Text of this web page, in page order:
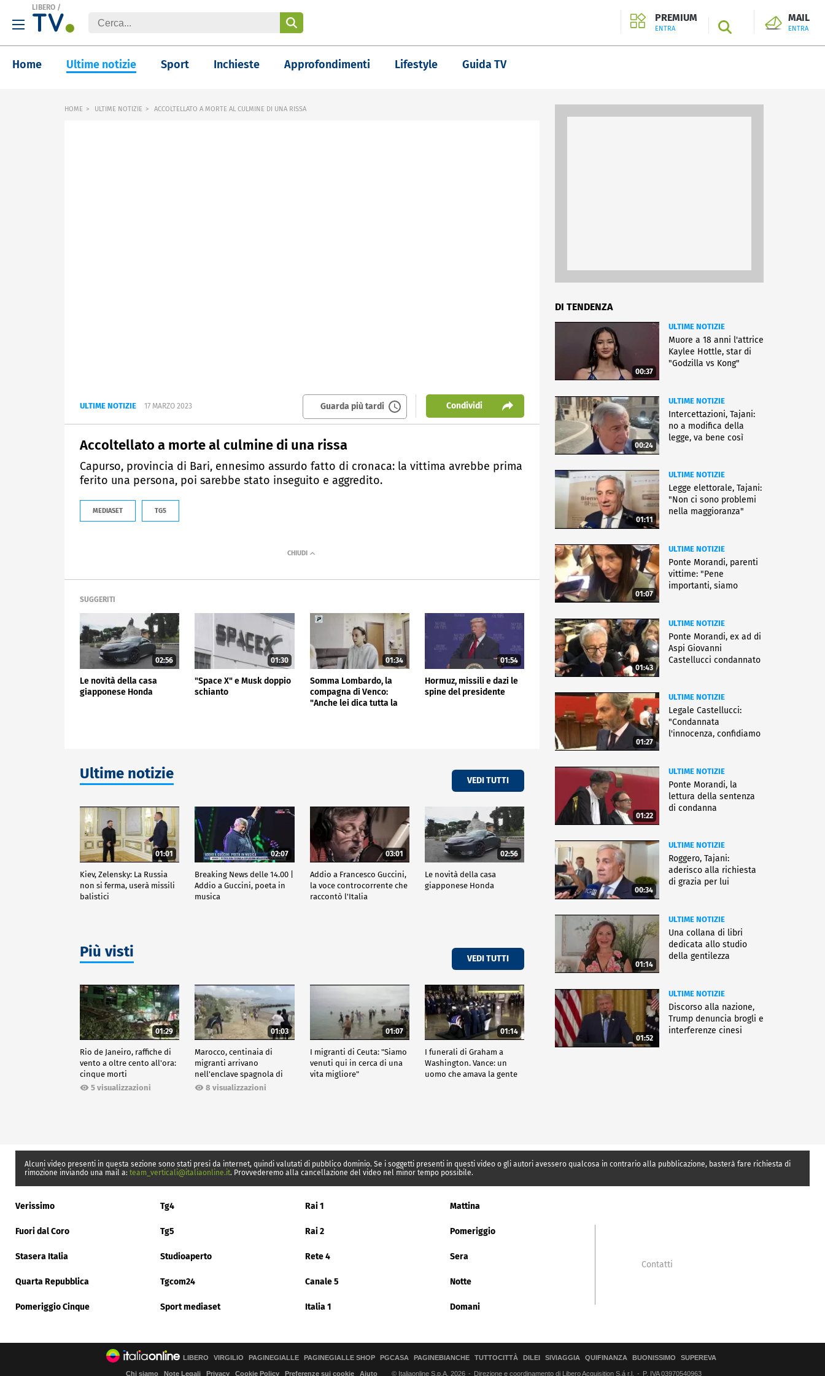
LIBERO /
PREMIUM
ENTRA SEARCH
MAIL
ENTRA
Home Ultime notizie Sport Inchieste Approfondimenti Lifestyle Guida TV
HOME ULTIME NOTIZIE ACCOLTELLATO A MORTE AL CULMINE DI UNA RISSA
ULTIME NOTIZIE 17 MARZO 2023 Guarda più tardi Condividi
Accoltellato a morte al culmine di una rissa
Capurso, provincia di Bari, ennesimo assurdo fatto di cronaca: la vittima avrebbe prima
ferito una persona, poi sarebbe stato inseguito e aggredito.
MEDIASET TG5
SUGGERITI
02:56
Le novità della casa
giapponese Honda
01:30
"Space X" e Musk doppio
schianto
01:34
Somma Lombardo, la
compagna di Venco:
"Anche lei dica tutta la
01:54
Hormuz, missili e dazi le
spine del presidente
Ultime notizie VEDI TUTTI
01:01
Kiev, Zelensky: La Russia
non si ferma, userà missili
balistici
02:07
Breaking News delle 14.00 |
Addio a Guccini, poeta in
musica
03:01
Addio a Francesco Guccini,
la voce controcorrente che
raccontò l'Italia
02:56
Le novità della casa
giapponese Honda
Più visti VEDI TUTTI
01:29
Rio de Janeiro, raffiche di
vento a oltre cento all'ora:
cinque morti
5 visualizzazioni
01:03
Marocco, centinaia di
migranti arrivano
nell'enclave spagnola di
Ceuta8 visualizzazioni
01:07
I migranti di Ceuta: "Siamo
venuti qui in cerca di una
vita migliore"
01:14
I funerali di Graham a
Washington. Vance: un
uomo che amava la gente
DI TENDENZA
00:37
ULTIME NOTIZIE
Muore a 18 anni l'attrice
Kaylee Hottle, star di
"Godzilla vs Kong"
00:24
ULTIME NOTIZIE
Intercettazioni, Tajani:
no a modifica della
legge, va bene così
01:11
ULTIME NOTIZIE
Legge elettorale, Tajani:
"Non ci sono problemi
nella maggioranza"
01:07
ULTIME NOTIZIE
Ponte Morandi, parenti
vittime: "Pene
importanti, siamo
01:43
ULTIME NOTIZIE
Ponte Morandi, ex ad di
Aspi Giovanni
Castellucci condannato
01:27
ULTIME NOTIZIE
Legale Castellucci:
"Condannata
l'innocenza, confidiamo
01:22
ULTIME NOTIZIE
Ponte Morandi, la
lettura della sentenza
di condanna
00:34
ULTIME NOTIZIE
Roggero, Tajani:
aderisco alla richiesta
di grazia per lui
01:14
ULTIME NOTIZIE
Una collana di libri
dedicata allo studio
della gentilezza
01:52
ULTIME NOTIZIE
Discorso alla nazione,
Trump denuncia brogli e
interferenze cinesi
Alcuni video presenti in questa sezione sono stati presi da internet, quindi valutati di pubblico dominio. Se i soggetti presenti in questi video o gli autori avessero qualcosa in contrario alla pubblicazione, basterà fare richiesta di
rimozione inviando una mail a: team_verticali@italiaonline.it. Provvederemo alla cancellazione del video nel minor tempo possibile.
Verissimo Tg4 Rai 1 Mattina
Fuori dal Coro Tg5 Rai 2 Pomeriggio
Stasera Italia Studioaperto Rete 4 Sera
Quarta Repubblica Tgcom24 Canale 5 Notte
Pomeriggio Cinque Sport mediaset Italia 1 Domani
Contatti
LIBERO VIRGILIO PAGINEGIALLE PAGINEGIALLE SHOP PGCASA PAGINEBIANCHE TUTTOCITTÀ DILEI SIVIAGGIA QUIFINANZA BUONISSIMO SUPEREVA
Chi siamo Note Legali Privacy Cookie Policy Preferenze sui cookie Aiuto © Italiaonline S.p.A. 2026 Direzione e coordinamento di Libero Acquisition S.á r.l. P. IVA 03970540963